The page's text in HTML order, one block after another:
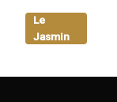
Le
Jasmin